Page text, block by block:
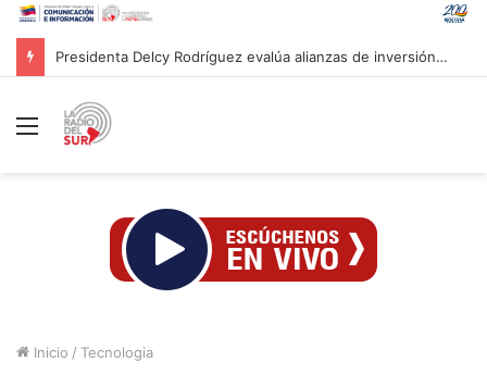
Gobierno venezolano subsidiará con 80% del valor de las viviendas a afectados por sismos
Menú
Inicio / Tecnologia